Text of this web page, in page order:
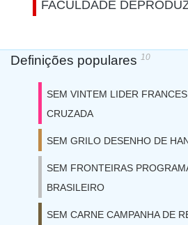
FACULDADE
Definições populares 10
SEM VINTEM LIDER
CRUZADA
SEM GRILO DESENHO DE
SEM FRONTEIRAS
BRASILEIRO
SEM CARNE CAMPANHA DE